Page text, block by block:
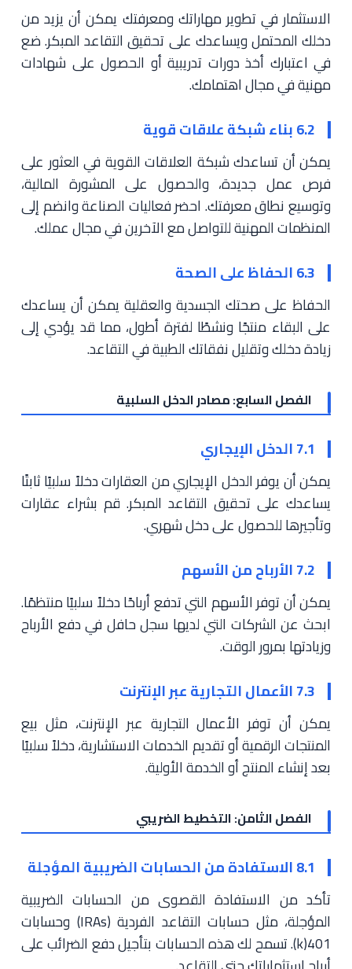
الاستثمار في تطوير مهاراتك ومعرفتك يمكن أن يزيد من
دخلك المحتمل ويساعدك على تحقيق التقاعد المبكر. ضع
في اعتبارك أخذ دورات تدريبية أو الحصول على شهادات
مهنية في مجال اهتمامك.
6.2 بناء شبكة علاقات قوية
يمكن أن تساعدك شبكة العلاقات القوية في العثور على
فرص عمل جديدة، والحصول على المشورة المالية،
وتوسيع نطاق معرفتك. احضر فعاليات الصناعة وانضم إلى
المنظمات المهنية للتواصل مع الآخرين في مجال عملك.
6.3 الحفاظ على الصحة
الحفاظ على صحتك الجسدية والعقلية يمكن أن يساعدك
على البقاء منتجًا ونشطًا لفترة أطول، مما قد يؤدي إلى
زيادة دخلك وتقليل نفقاتك الطبية في التقاعد.
الفصل السابع: مصادر الدخل السلبية
7.1 الدخل الإيجاري
يمكن أن يوفر الدخل الإيجاري من العقارات دخلاً سلبيًا ثابتًا
يساعدك على تحقيق التقاعد المبكر. قم بشراء عقارات
وتأجيرها للحصول على دخل شهري.
7.2 الأرباح من الأسهم
يمكن أن توفر الأسهم التي تدفع أرباحًا دخلاً سلبيًا منتظمًا.
ابحث عن الشركات التي لديها سجل حافل في دفع الأرباح
وزيادتها بمرور الوقت.
7.3 الأعمال التجارية عبر الإنترنت
يمكن أن توفر الأعمال التجارية عبر الإنترنت، مثل بيع
المنتجات الرقمية أو تقديم الخدمات الاستشارية، دخلاً سلبيًا
بعد إنشاء المنتج أو الخدمة الأولية.
الفصل الثامن: التخطيط الضريبي
8.1 الاستفادة من الحسابات الضريبية المؤجلة
تأكد من الاستفادة القصوى من الحسابات الضريبية
المؤجلة، مثل حسابات التقاعد الفردية (IRAs) وحسابات
401(k). تسمح لك هذه الحسابات بتأجيل دفع الضرائب على